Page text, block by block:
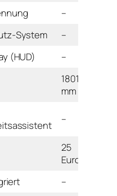
–
System
–
(HUD)
–
1801
mm
–
25
Euro
–